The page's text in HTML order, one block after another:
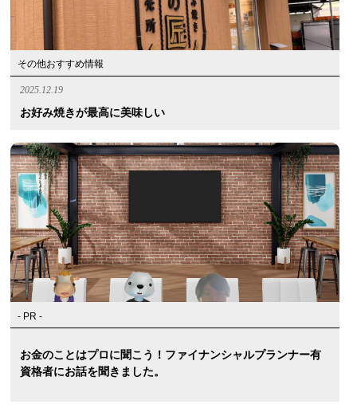
その他おすすめ情報
2025.12.19
お好み焼きが最高に美味しい
- PR -
お金のことはプロに聞こう！ファイナンシャルプランナー有
資格者にお話を聞きました。